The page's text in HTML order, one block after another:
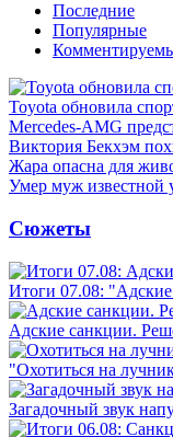
Последние
Популярные
Toyota обновила
Mercedes-AMG
Виктория Бекхэм
Жара опасна для
Умер муж известной
Сюжеты
Итоги 07.08:
Адские санкции.
"Охотиться на
Загадочный звук